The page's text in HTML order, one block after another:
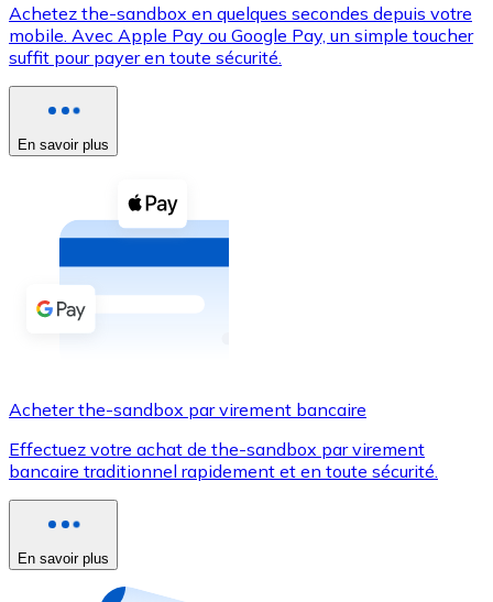
XRP
XRP
Voir toutes
Coupons crypto
Achetez des cryptomonnaies en espèces et d'autres
Acheter avec espèces
Virement SEPA
Utilisez les cartes Visa et Mastercard pour acheter
Acheter avec carte
Nouveau
Achetez the-sandbox en quelques secondes depuis votre
mobile. Avec Apple Pay ou Google Pay, un simple toucher
suffit pour payer en toute sécurité.
En savoir plus
Acheter the-sandbox par virement bancaire
Effectuez votre achat de the-sandbox par virement
bancaire traditionnel rapidement et en toute sécurité.
En savoir plus